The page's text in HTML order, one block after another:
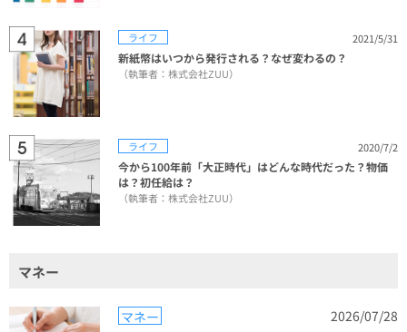
ライフ 2021/5/31
新紙幣はいつから発行される？なぜ変わるの？
（執筆者：株式会社ZUU）
ライフ 2020/7/2
今から100年前「大正時代」はどんな時代だった？物価
は？初任給は？
（執筆者：株式会社ZUU）
マネー
マネー
2026/07/28